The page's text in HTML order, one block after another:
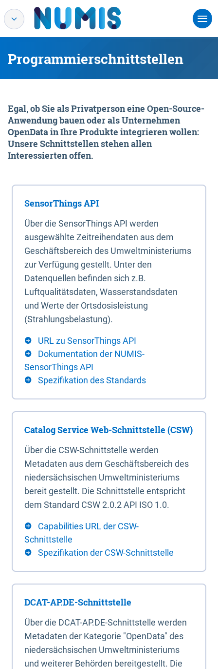
Programmierschnittstellen
Egal, ob Sie als Privatperson eine Open-Source-
Anwendung bauen oder als Unternehmen
OpenData in Ihre Produkte integrieren wollen:
Unsere Schnittstellen stehen allen
Interessierten offen.
SensorThings API
Über die SensorThings API werden
ausgewählte Zeitreihendaten aus dem
Geschäftsbereich des Umweltministeriums
zur Verfügung gestellt. Unter den
Datenquellen befinden sich z.B.
Luftqualitätsdaten, Wasserstandsdaten
und Werte der Ortsdosisleistung
(Strahlungsbelastung).
URL zu SensorThings API
Dokumentation der NUMIS-
SensorThings API
Spezifikation des Standards
Catalog Service Web-Schnittstelle (CSW)
Über die CSW-Schnittstelle werden
Metadaten aus dem Geschäftsbereich des
niedersächsischen Umweltministeriums
bereit gestellt. Die Schnittstelle entspricht
dem Standard CSW 2.0.2 API ISO 1.0.
Capabilities URL der CSW-
Schnittstelle
Spezifikation der CSW-Schnittstelle
DCAT-AP.DE-Schnittstelle
Über die DCAT-AP.DE-Schnittstelle werden
Metadaten der Kategorie "OpenData" des
niedersächsischen Umweltministeriums
und weiterer Behörden bereitgestellt. Die